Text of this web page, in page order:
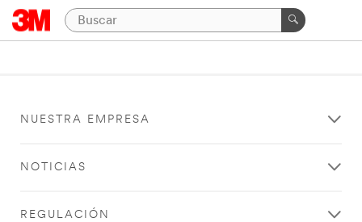
NUESTRA EMPRESA
NOTICIAS
REGULACIÓN